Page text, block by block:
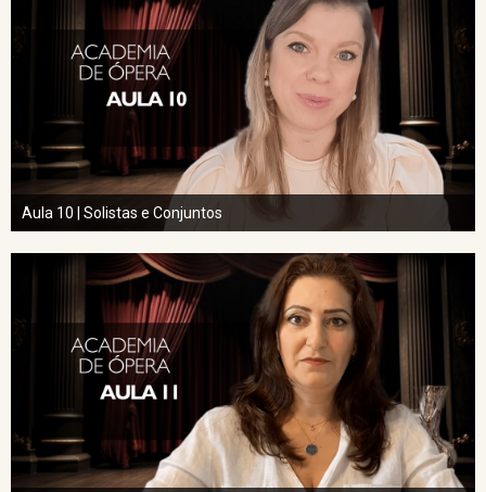
Aula 10 | Solistas e Conjuntos